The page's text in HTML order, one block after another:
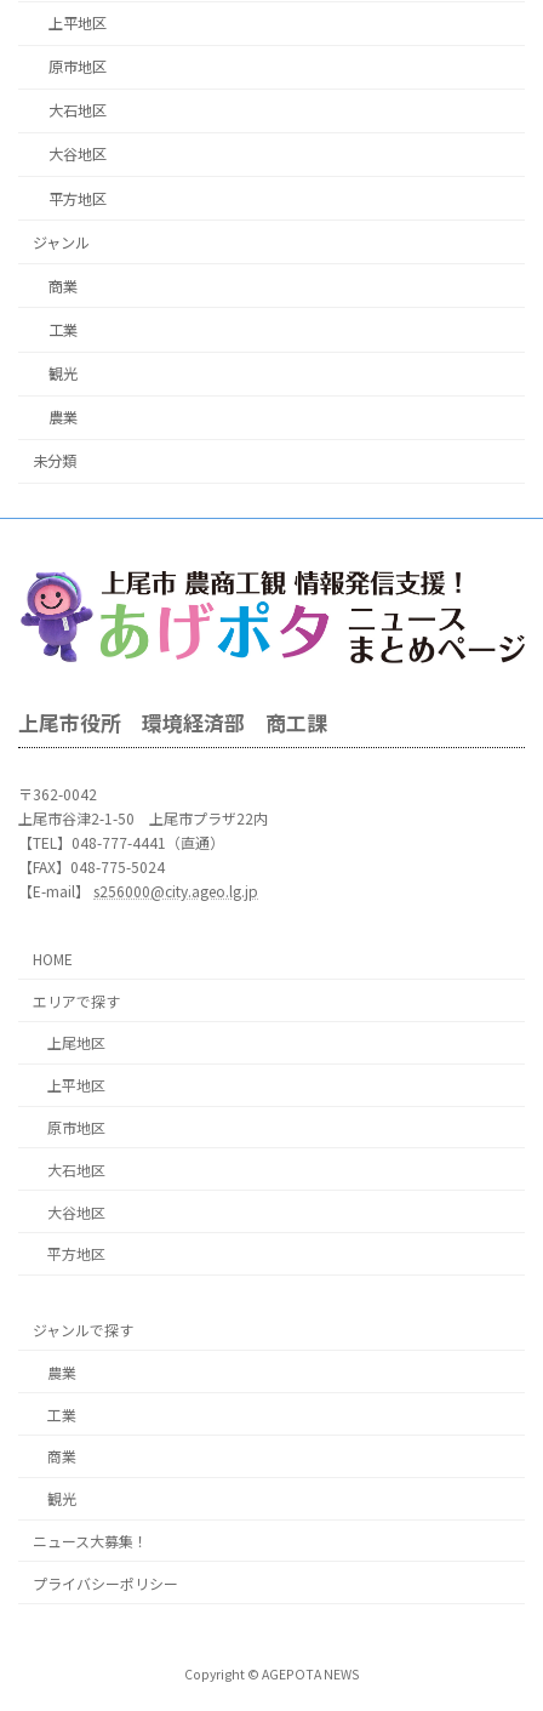
上平地区
原市地区
大石地区
大谷地区
平方地区
ジャンル
商業
工業
観光
農業
未分類
上尾市役所 環境経済部 商工課
〒362-0042
上尾市谷津2-1-50 上尾市プラザ22内
【TEL】048-777-4441（直通）
【FAX】048-775-5024
【E-mail】 s256000@city.ageo.lg.jp
HOME
エリアで探す
上尾地区
上平地区
原市地区
大石地区
大谷地区
平方地区
ジャンルで探す
農業
工業
商業
観光
ニュース大募集！
プライバシーポリシー
Copyright © AGEPOTA NEWS